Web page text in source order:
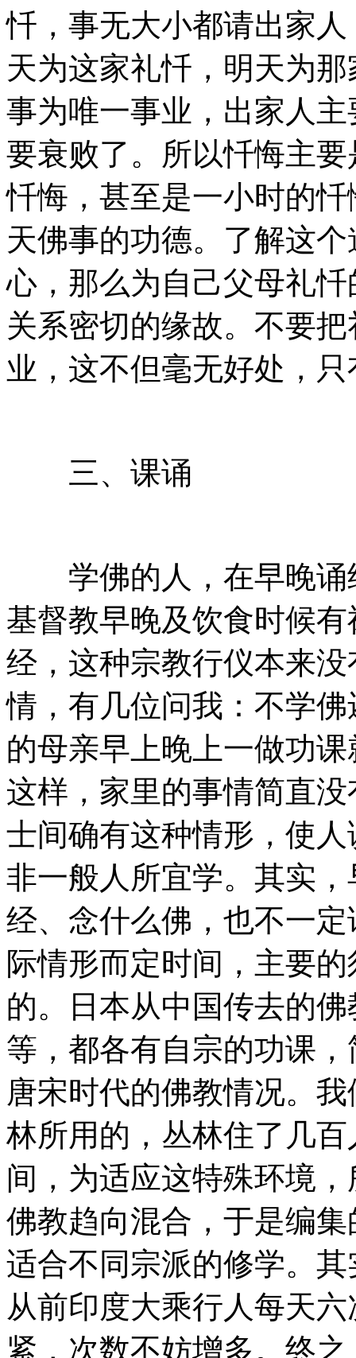
忏，事无大小都请出家
天为这家礼忏，明天为
事为唯一事业，出家人
要衰败了。所以忏悔主
忏悔，甚至是一小时的
天佛事的功德。了解这
心，那么为自己父母礼
关系密切的缘故。不要
业，这不但毫无好处，
三、课诵
学佛的人，在早晚诵
基督教早晚及饮食时候
经，这种宗教行仪本来
情，有几位问我：不学
的母亲早上晚上一做功
这样，家里的事情简直
士间确有这种情形，使
非一般人所宜学。其实
经、念什么佛，也不一
际情形而定时间，主要
的。日本从中国传去的
等，都各有自宗的功课
唐宋时代的佛教情况。
林所用的，丛林住了几
间，为适应这特殊环境
佛教趋向混合，于是编
适合不同宗派的修学。
从前印度大乘行人每天
紧，次数不妨增多。终